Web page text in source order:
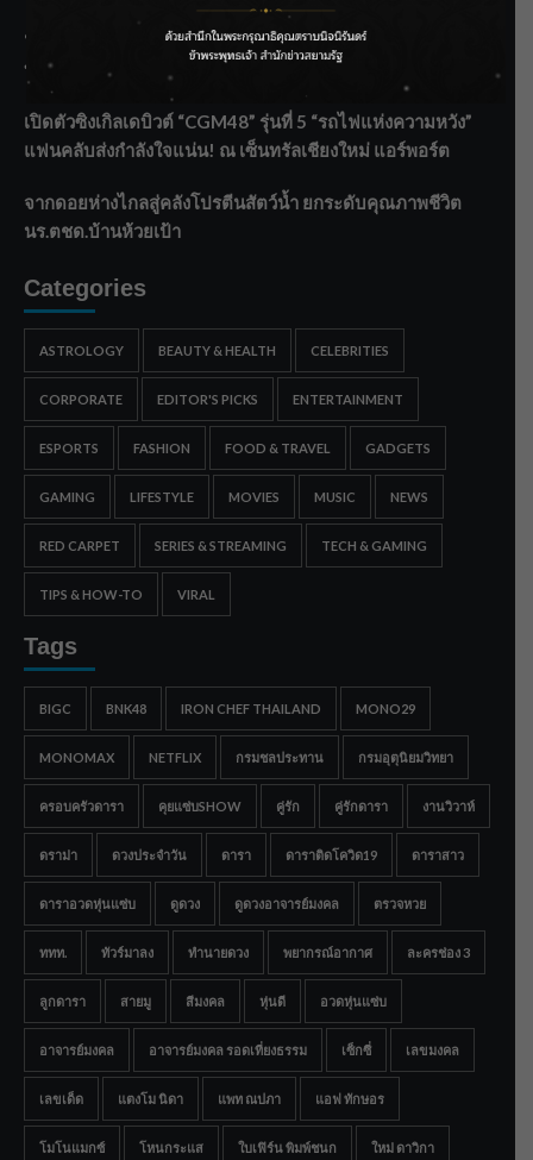
“สุริยะ” สั่งกรมชลฯ เฝ้าระวังน้ำ 24 ชม. รับมือฝนสิงหาคม
บริหารเชิงรุกลดเสี่ยงน้ำท่วม
เปิดตัวซิงเกิลเดบิวต์ “CGM48” รุ่นที่ 5 “รถไฟแห่งความหวัง”
แฟนคลับส่งกำลังใจแน่น! ณ เซ็นทรัลเชียงใหม่ แอร์พอร์ต
จากดอยห่างไกลสู่คลังโปรตีนสัตว์น้ำ ยกระดับคุณภาพชีวิต
นร.ตชด.บ้านห้วยเป้า
Categories
ASTROLOGY BEAUTY & HEALTH CELEBRITIES
CORPORATE EDITOR'S PICKS ENTERTAINMENT
ESPORTS FASHION FOOD & TRAVEL GADGETS
GAMING LIFESTYLE MOVIES MUSIC NEWS
RED CARPET SERIES & STREAMING TECH & GAMING
TIPS & HOW-TO VIRAL
Tags
BIGC BNK48 IRON CHEF THAILAND MONO29
MONOMAX NETFLIX กรมชลประทาน กรมอุตุนิยมวิทยา
ครอบครัวดารา คุยแซ่บSHOW คู่รัก คู่รักดารา งานวิวาห์
ดราม่า ดวงประจำวัน ดารา ดาราติดโควิด19 ดาราสาว
ดาราอวดหุ่นแซ่บ ดูดวง ดูดวงอาจารย์มงคล ตรวจหวย
ททท. ทัวร์มาลง ทำนายดวง พยากรณ์อากาศ ละครช่อง 3
ลูกดารา สายมู สีมงคล หุ่นดี อวดหุ่นแซ่บ
อาจารย์มงคล อาจารย์มงคล รอดเที่ยงธรรม เซ็กซี่ เลขมงคล
เลขเด็ด แตงโม นิดา แพท ณปภา แอฟ ทักษอร
โมโนแมกซ์ โหนกระแส ใบเฟิร์น พิมพ์ชนก ใหม่ ดาวิกา